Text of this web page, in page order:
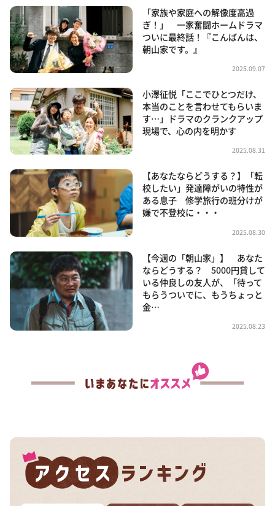
「家族や家庭への解像度高過
ぎ！」 一家奮闘ホームドラマ
ついに最終話！『こんばんは、
朝山家です。』
2025.09.07
小澤征悦「ここでひとつだけ、
本当のことを言わせてもらいま
す…」ドラマのクランクアップ
現場で、心の内を明かす
2025.08.31
【あなたならどうする？】「転
校したい」発達障がいの特性が
ある息子 修学旅行の班分けが
嫌で不登校に・・・
2025.08.30
【今週の「朝山家」】 あなた
ならどうする？ 5000円貸して
いる仲良しの友人が、「待って
もらうついでに、もうちょっと
金…
2025.08.23